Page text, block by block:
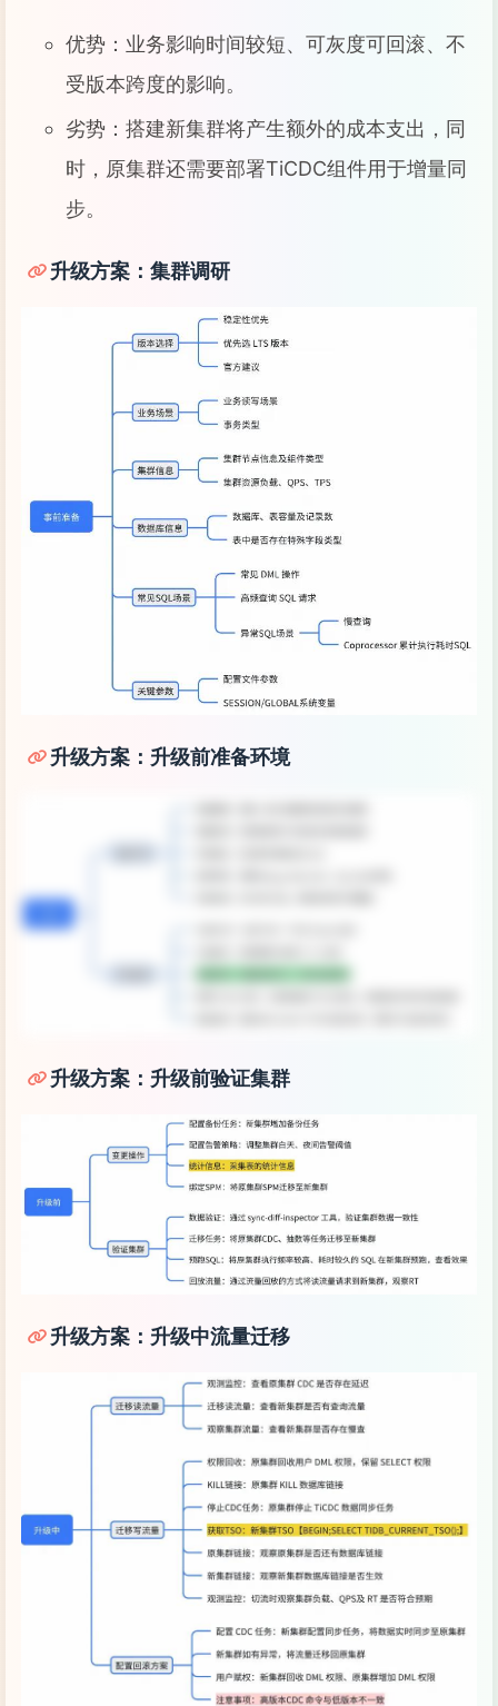
优势：业务影响时间较短、可灰度可回滚、不
受版本跨度的影响。
劣势：搭建新集群将产生额外的成本支出，同
时，原集群还需要部署TiCDC组件用于增量同
步。
升级方案：集群调研
升级方案：升级前准备环境
升级方案：升级前验证集群
升级方案：升级中流量迁移